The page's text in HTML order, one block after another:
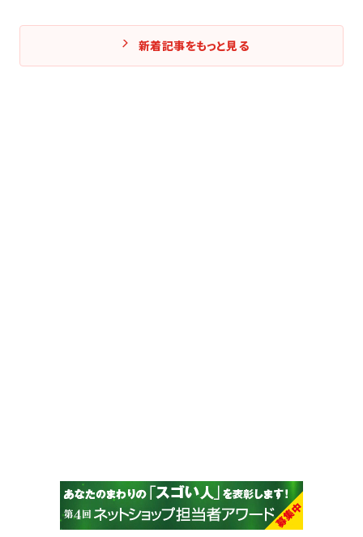
新着記事をもっと見る